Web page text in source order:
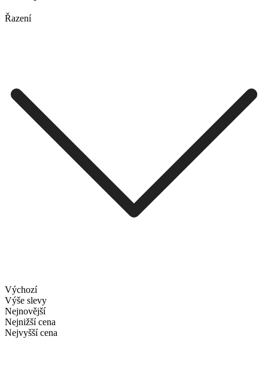
Řazení
Výchozí
Výše slevy
Nejnovější
Nejnižší cena
Nejvyšší cena